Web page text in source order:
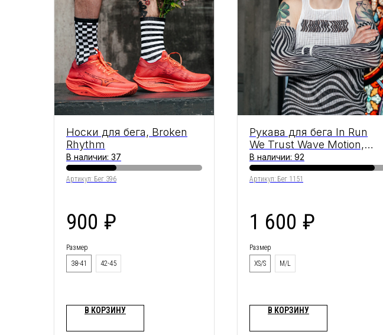
Носки для бега, Broken
Rhythm
В наличии: 37
Артикул: Бег 396
900 ₽
Размер
38-41
42-45
В КОРЗИНУ
Рукава для бега In Run
We Trust Wave Motion,
White & Black
В наличии: 92
Артикул: Бег 1151
1 600 ₽
Размер
XS/S
M/L
В КОРЗИНУ